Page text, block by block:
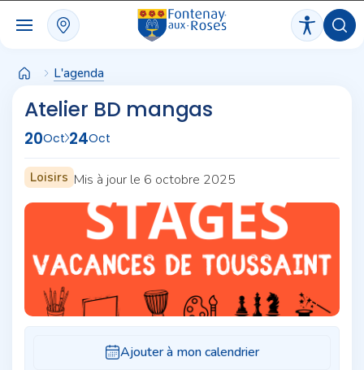
L'agenda
Atelier BD mangas
20Oct 24Oct
Loisirs Mis à jour le 6 octobre 2025
Panneau de gestion des cookies